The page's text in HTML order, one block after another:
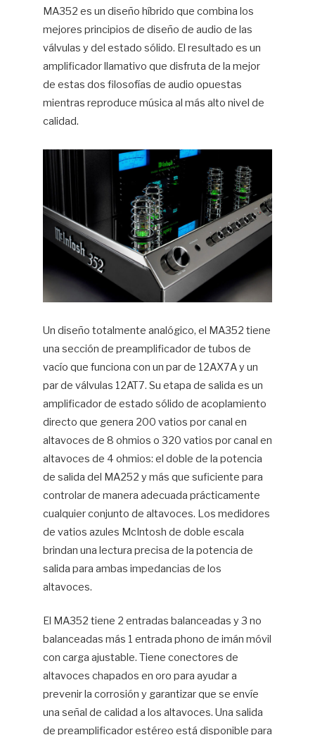
MA352 es un diseño híbrido que combina los
mejores principios de diseño de audio de las
válvulas y del estado sólido. El resultado es un
amplificador llamativo que disfruta de la mejor
de estas dos filosofías de audio opuestas
mientras reproduce música al más alto nivel de
calidad.
Un diseño totalmente analógico, el MA352 tiene
una sección de preamplificador de tubos de
vacío que funciona con un par de 12AX7A y un
par de válvulas 12AT7. Su etapa de salida es un
amplificador de estado sólido de acoplamiento
directo que genera 200 vatios por canal en
altavoces de 8 ohmios o 320 vatios por canal en
altavoces de 4 ohmios: el doble de la potencia
de salida del MA252 y más que suficiente para
controlar de manera adecuada prácticamente
cualquier conjunto de altavoces. Los medidores
de vatios azules McIntosh de doble escala
brindan una lectura precisa de la potencia de
salida para ambas impedancias de los
altavoces.
El MA352 tiene 2 entradas balanceadas y 3 no
balanceadas más 1 entrada phono de imán móvil
con carga ajustable. Tiene conectores de
altavoces chapados en oro para ayudar a
prevenir la corrosión y garantizar que se envíe
una señal de calidad a los altavoces. Una salida
de preamplificador estéreo está disponible para